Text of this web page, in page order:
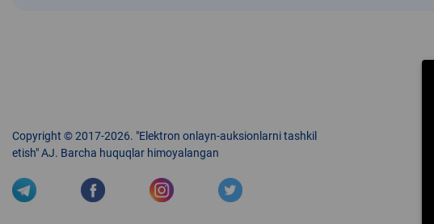
Copyright © 2017-2026. "Elektron onlayn-auksionlarni tashkil
etish" AJ. Barcha huquqlar himoyalangan